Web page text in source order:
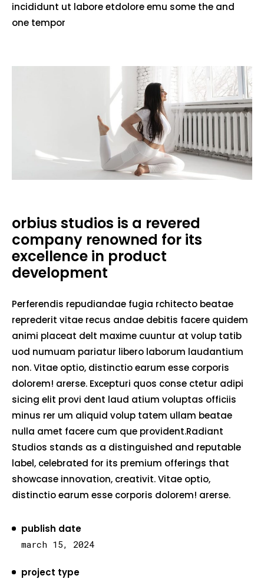
incididunt ut labore etdolore emu some the and
one tempor
publish date
march 15, 2024
project type
orbius studios is a revered
company renowned for its
excellence in product
development
Perferendis repudiandae fugia rchitecto beatae
reprederit vitae recus andae debitis facere quidem
animi placeat delt maxime cuuntur at volup tatib
uod numuam pariatur libero laborum laudantium
non. Vitae optio, distinctio earum esse corporis
dolorem! arerse. Excepturi quos conse ctetur adipi
sicing elit provi dent laud atium voluptas officiis
minus rer um aliquid volup tatem ullam beatae
nulla amet facere cum que provident.Radiant
Studios stands as a distinguished and reputable
label, celebrated for its premium offerings that
showcase innovation, creativit. Vitae optio,
distinctio earum esse corporis dolorem! arerse.